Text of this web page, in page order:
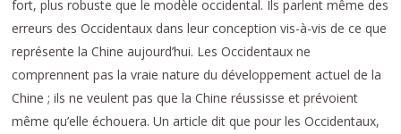
fort, plus robuste que le modèle occidental. Ils parlent même des
erreurs des Occidentaux dans leur conception vis-à-vis de ce que
représente la Chine aujourd’hui. Les Occidentaux ne
comprennent pas la vraie nature du développement actuel de la
Chine ; ils ne veulent pas que la Chine réussisse et prévoient
même qu’elle échouera. Un article dit que pour les Occidentaux,